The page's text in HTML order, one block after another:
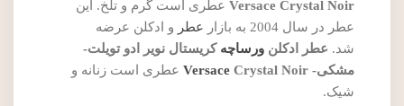
Versace Crystal Noir عطری است گرم و تلخ. این
عطر در سال 2004 به بازار
عطر و ادکلن عرضه
شد. عطر ادکلن ورساچه کریستال نویر ادو تویلت-
مشکی-
Versace Crystal Noir
عطری است زنانه و
شیک.